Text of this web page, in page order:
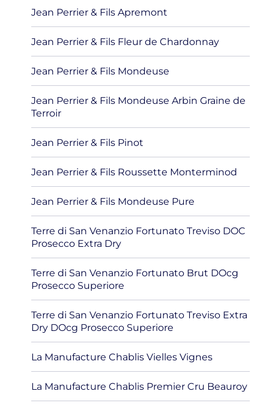
Jean Perrier & Fils Apremont
Jean Perrier & Fils Fleur de Chardonnay
Jean Perrier & Fils Mondeuse
Jean Perrier & Fils Mondeuse Arbin Graine de
Terroir
Jean Perrier & Fils Pinot
Jean Perrier & Fils Roussette Monterminod
Jean Perrier & Fils Mondeuse Pure
Terre di San Venanzio Fortunato Treviso DOC
Prosecco Extra Dry
Terre di San Venanzio Fortunato Brut DOcg
Prosecco Superiore
Terre di San Venanzio Fortunato Treviso Extra
Dry DOcg Prosecco Superiore
La Manufacture Chablis Vielles Vignes
La Manufacture Chablis Premier Cru Beauroy